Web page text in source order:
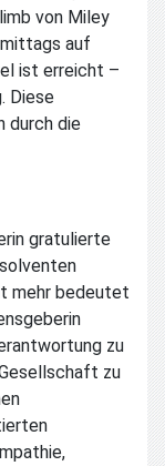
von Miley
auf
ist erreicht –
Diese
durch die
gratulierte
mehr bedeutet
zu
zu